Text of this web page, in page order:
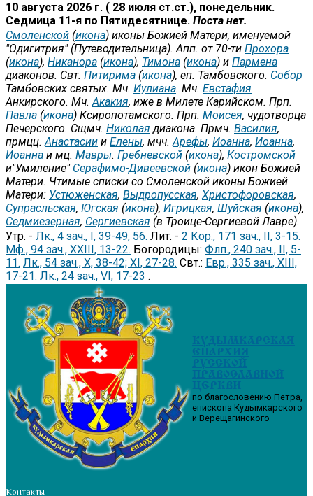
10 августа 2026 г. ( 28 июля ст.ст.), понедельник.
Седмица 11-я по Пятидесятнице. Поста нет.
Смоленской (икона) иконы Божией Матери, именуемой
"Одигитрия" (Путеводительница). Апп. от 70-ти Прохора
(икона), Никанора (икона), Тимона (икона) и Пармена
диаконов. Свт. Питирима (икона), еп. Тамбовского. Собор
Тамбовских святых. Мч. Иулиана. Мч. Евстафия
Анкирского. Мч.Акакия, иже в Милете Карийском. Прп.
Павла (икона) Ксиропотамского. Прп. Моисея, чудотворца
Печерского. Сщмч. Николая диакона. Прмч. Василия,
прмцц.Анастасии и Елены, мчч.Арефы, Иоанна, Иоанна,
Иоанна и мц. Мавры. Гребневской (икона), Костромской
и"Умиление" Серафимо-Дивеевской (икона) икон Божией
Матери. Чтимые списки со Смоленской иконы Божией
Матери: Устюженская, Выдропусская, Христофоровская,
Супрасльская, Югская (икона), Игрицкая, Шуйская (икона),
Седмиезерная, Сергиевская (в Троице-Сергиевой Лавре).
Утр. - Лк., 4 зач., I, 39-49, 56. Лит. - 2 Кор., 171 зач., II, 3-15.
Мф., 94 зач., XXIII, 13-22. Богородицы: Флп., 240 зач., II, 5-
11. Лк., 54 зач., X, 38-42; XI, 27-28. Свт.: Евр., 335 зач., XIII,
17-21. Лк., 24 зач., VI, 17-23 .
КУДЫМКАРСКАЯ
ЕПАРХИЯ
РУССКОЙ
ПРАВОСЛАВНОЙ
ЦЕРКВИ
по благословению Петра,
епископа Кудымкарского
и Верещагинского
Контакты